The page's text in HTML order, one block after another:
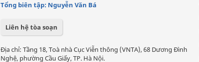
Tổng biên tập: Nguyễn Văn Bá
Liên hệ tòa soạn
Địa chỉ: Tầng 18, Toà nhà Cục Viễn thông (VNTA), 68 Dương Đình
Nghệ, phường Cầu Giấy, TP. Hà Nội.